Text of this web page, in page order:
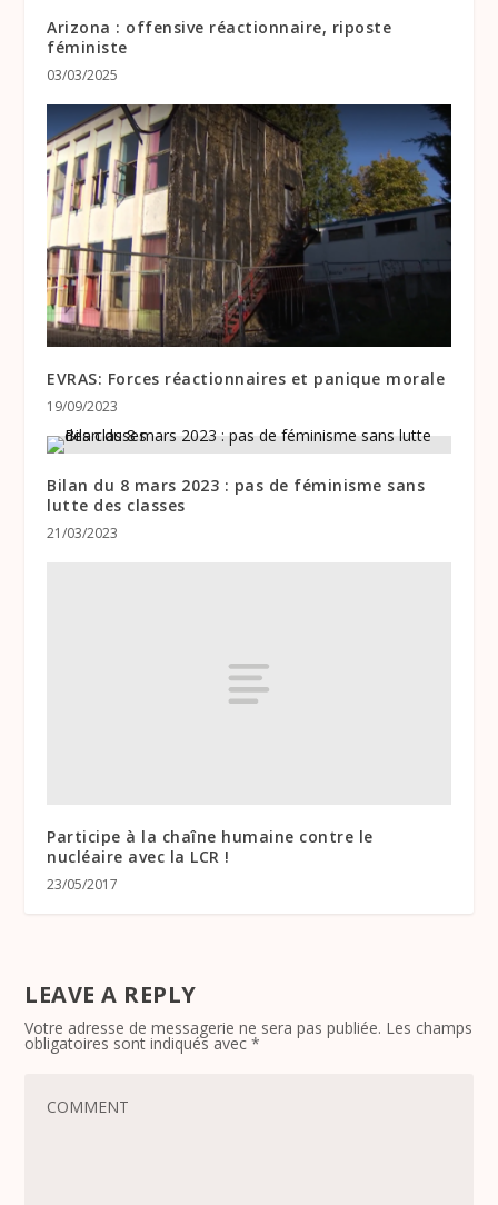
Arizona : offensive réactionnaire, riposte
féministe
03/03/2025
EVRAS: Forces réactionnaires et panique morale
19/09/2023
Bilan du 8 mars 2023 : pas de féminisme sans
lutte des classes
21/03/2023
Participe à la chaîne humaine contre le
nucléaire avec la LCR !
23/05/2017
LEAVE A REPLY
Votre adresse de messagerie ne sera pas publiée. Les champs
obligatoires sont indiqués avec*